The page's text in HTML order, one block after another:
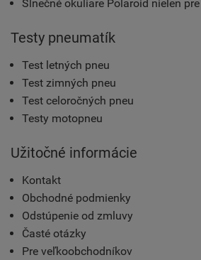
Slnečné okuliare Polaroid nielen
Testy pneumatík
Test letných pneu
Test zimných pneu
Test celoročných pneu
Testy motopneu
Užitočné informácie
Kontakt
Obchodné podmienky
Odstúpenie od zmluvy
Časté otázky
Pre veľkoobchodníkov